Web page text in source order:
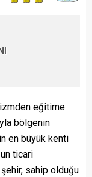
eğitime
bölgenin
en büyük kenti
ticari
sahip olduğu